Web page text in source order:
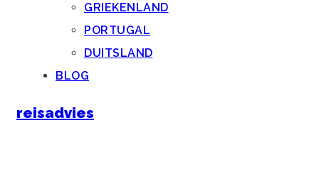
GRIEKENLAND
PORTUGAL
DUITSLAND
BLOG
reisadvies